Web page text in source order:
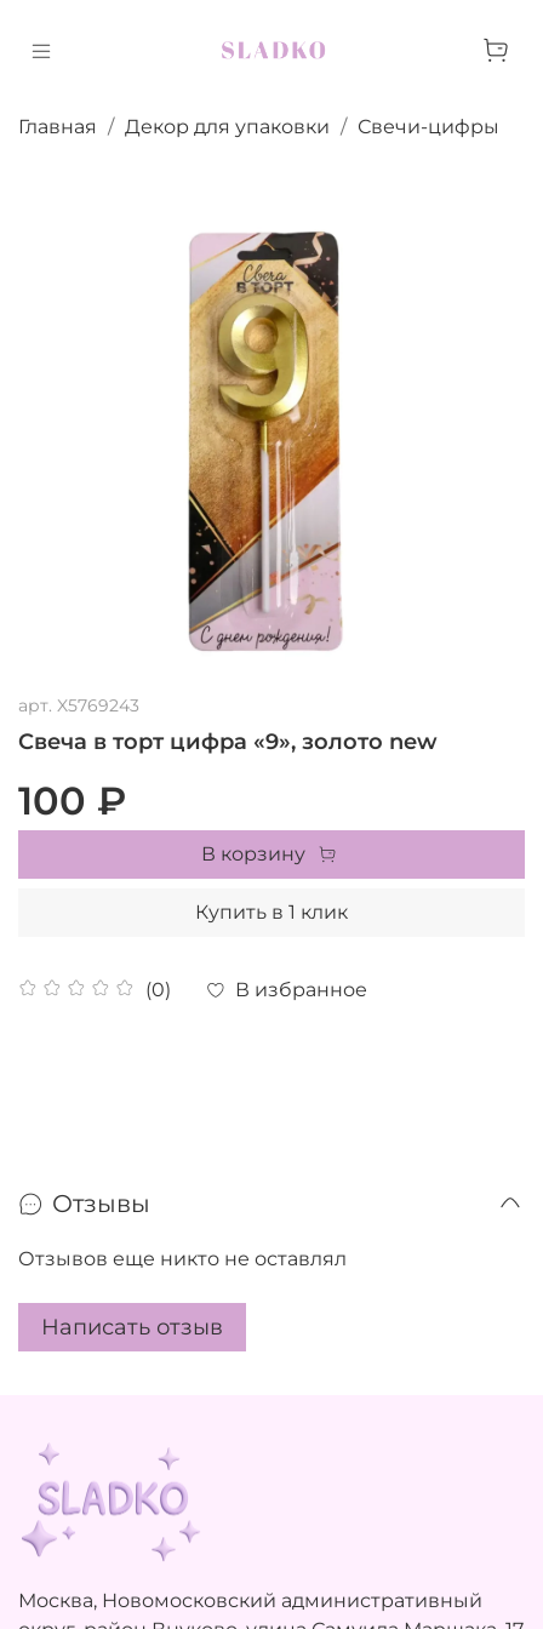
Главная Декор для упаковки Свечи-цифры
арт. X5769243
Свеча в торт цифра «9», золото new
(0) В избранное
100 ₽
В корзину
Купить в 1 клик
Отзывы
Отзывов еще никто не оставлял
Написать отзыв
Москва, Новомосковский административный